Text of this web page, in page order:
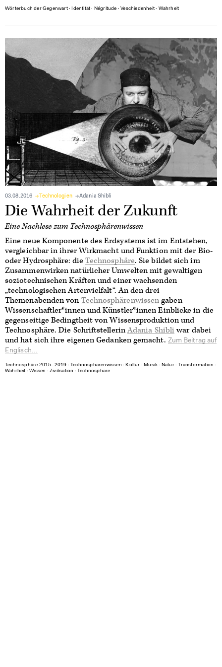
Wörterbuch der Gegenwart∙Identität ∙ Négritude ∙Veschiedenheit ∙ Wahrheit
03.08.2016 Technologien Adania Shibli
Die Wahrheit der Zukunft
Eine Nachlese zum Technosphärenwissen
Eine neue Komponente des Erdsystems ist im Entstehen,
vergleichbar in ihrer Wirkmacht und Funktion mit der Bio-
oder Hydrosphäre: die Technosphäre. Sie bildet sich im
Zusammenwirken natürlicher Umwelten mit gewaltigen
soziotechnischen Kräften und einer wachsenden
„technologischen Artenvielfalt“. An den drei
Themenabenden von Technosphärenwissengaben
Wissenschaftler*innen und Künstler*innen Einblicke in die
gegenseitige Bedingtheit von Wissensproduktion und
Technosphäre. Die SchriftstellerinAdania Shibliwar dabei
und hat sich ihre eigenen Gedanken gemacht. Zum Beitrag auf
Englisch...
Technosphäre 2015–2019 ∙ Technosphärenwissen ∙Kultur ∙Musik ∙ Natur∙ Transformation ∙
Wahrheit ∙Wissen ∙Zivilisation ∙ Technosphäre